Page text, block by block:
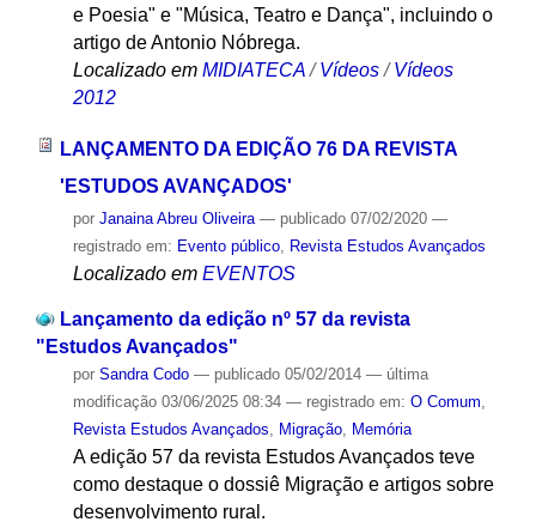
e Poesia" e "Música, Teatro e Dança", incluindo o
artigo de Antonio Nóbrega.
Localizado em MIDIATECA /Vídeos /Vídeos
2012
LANÇAMENTO DA EDIÇÃO 76 DA REVISTA
'ESTUDOS AVANÇADOS'
por Janaina Abreu Oliveira — publicado07/02/2020 —
registrado em: Evento público, Revista Estudos Avançados
Localizado em EVENTOS
Lançamento da edição nº 57 da revista
"Estudos Avançados"
por Sandra Codo — publicado05/02/2014 — última
modificação03/06/2025 08:34 — registrado em: O Comum,
Revista Estudos Avançados, Migração, Memória
A edição 57 da revista Estudos Avançados teve
como destaque o dossiê Migração e artigos sobre
desenvolvimento rural.